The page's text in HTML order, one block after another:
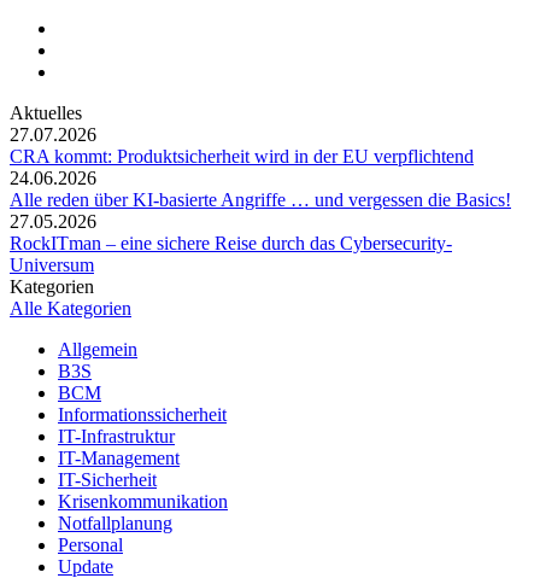
Aktuelles
27.07.2026
CRA kommt: Produktsicherheit wird in der EU verpflichtend
24.06.2026
Alle reden über KI-basierte Angriffe … und vergessen die Basics!
27.05.2026
RockITman – eine sichere Reise durch das Cybersecurity-
Universum
Kategorien
Alle Kategorien
Allgemein
B3S
BCM
Informationssicherheit
IT-Infrastruktur
IT-Management
IT-Sicherheit
Krisenkommunikation
Notfallplanung
Personal
Update